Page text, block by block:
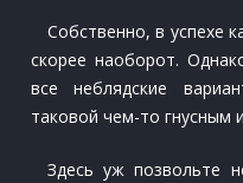
Собственно, в успехе
скорее наоборот.
все неблядские
таковой чем-то гнусным
Здесь уж позвольте